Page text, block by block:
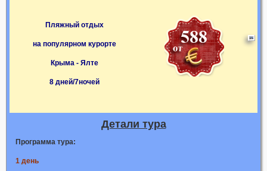
Пляжный отдых
на популярном курорте
Крыма - Ялте
8 дней/7ночей
Детали тура
Программа тура:
1 день